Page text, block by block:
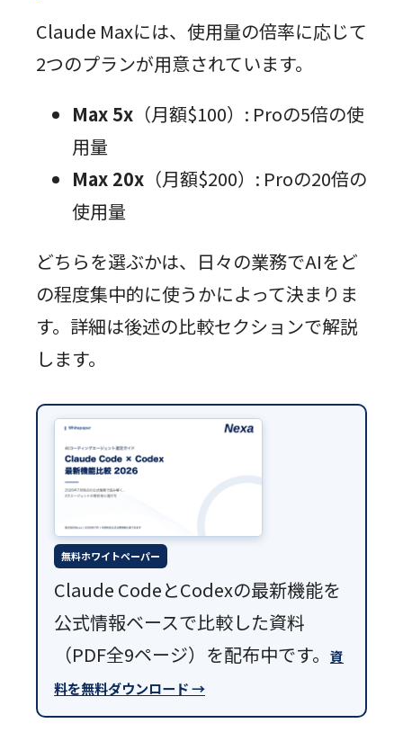
Claude Maxには、使用量の倍率に応じて
2つのプランが用意されています。
Max 5x （月額$100）: Proの5倍の使
用量
Max 20x （月額$200）: Proの20倍の
使用量
どちらを選ぶかは、日々の業務でAIをど
の程度集中的に使うかによって決まりま
す。詳細は後述の比較セクションで解説
します。
無料ホワイトペーパー
Claude CodeとCodexの最新機能を
公式情報ベースで比較した資料
（PDF全9ページ）を配布中です。 資
料を無料ダウンロード →